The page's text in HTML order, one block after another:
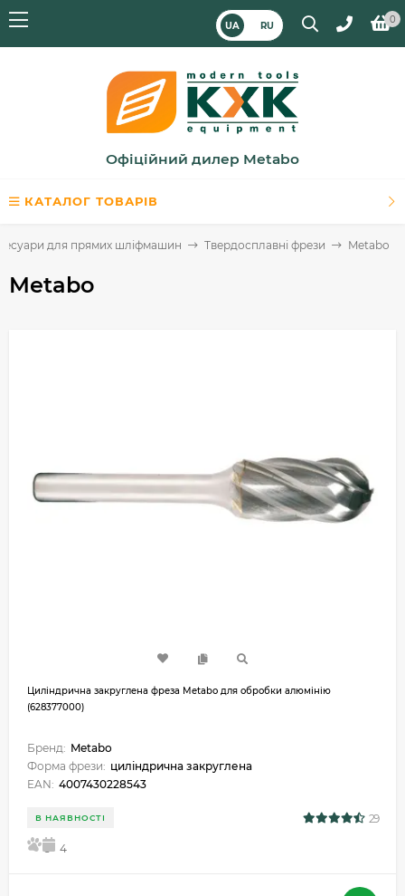
UA RU
0
Офіційний дилер Metabo
КАТАЛОГ ТОВАРІВ
для прямих шліфмашин Твердосплавні фрези Metabo
Metabo
Циліндрична закруглена фреза Metabo для обробки алюмінію
(628377000)
Бренд: Metabo
Форма фрези: циліндрична закруглена
EAN: 4007430228543
В НАЯВНОСТІ 29
5 4